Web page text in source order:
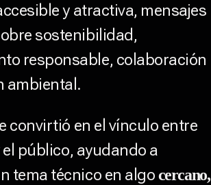
y atractiva, mensajes
sostenibilidad,
responsable, colaboración
ambiental.
convirtió en el vínculo entre
el público, ayudando a
tema técnico en algocercano,